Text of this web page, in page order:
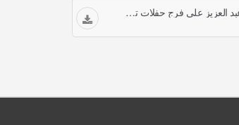
سورة النجم عبد العزيز علي فرج حفلات تلاوات مجودة